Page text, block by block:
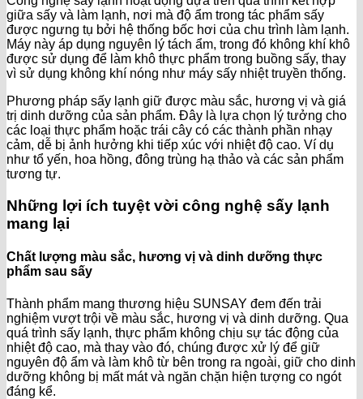
giữa sấy và làm lạnh, nơi mà độ ẩm trong tác phẩm sấy
được ngưng tụ bởi hệ thống bốc hơi của chu trình làm lạnh.
Máy này áp dụng nguyên lý tách ẩm, trong đó không khí khô
được sử dụng để làm khô thực phẩm trong buồng sấy, thay
vì sử dụng không khí nóng như máy sấy nhiệt truyền thống.
Phương pháp sấy lạnh giữ được màu sắc, hương vị và giá
trị dinh dưỡng của sản phẩm. Đây là lựa chọn lý tưởng cho
các loại thực phẩm hoặc trái cây có các thành phần nhạy
cảm, dễ bị ảnh hưởng khi tiếp xúc với nhiệt độ cao. Ví dụ
như tổ yến, hoa hồng, đông trùng hạ thảo và các sản phẩm
tương tự.
Những lợi ích tuyệt vời công nghệ sấy lạnh
mang lại
Chất lượng màu sắc, hương vị và dinh dưỡng thực
phẩm sau sấy
Thành phẩm mang thương hiệu SUNSAY đem đến trải
nghiệm vượt trội về màu sắc, hương vị và dinh dưỡng. Qua
quá trình sấy lạnh, thực phẩm không chịu sự tác động của
nhiệt độ cao, mà thay vào đó, chúng được xử lý để giữ
nguyên độ ẩm và làm khô từ bên trong ra ngoài, giữ cho dinh
dưỡng không bị mất mát và ngăn chặn hiện tượng co ngót
đáng kể.